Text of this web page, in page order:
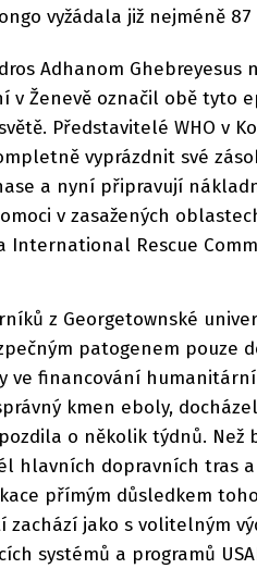
vyžádala již nejméně
Adhanom
v Ženevě označil obě tyto
Představitelé WHO v
vyprázdnit své
a nyní připravují
v zasažených
International Rescue
z Georgetownské
patogenem pouze
ve financování
kmen eboly,
o několik týdnů. Než
hlavních dopravních tras
přímým důsledkem
zachází jako s volitelným
systémů a programů